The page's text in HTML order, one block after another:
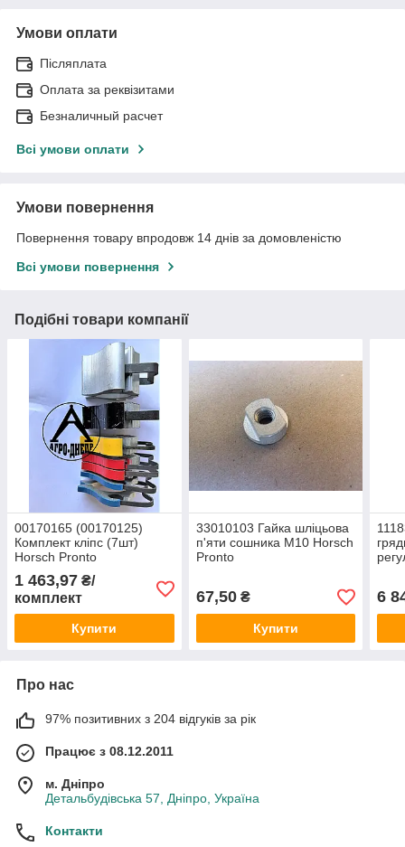
Умови оплати
Післяплата
Оплата за реквізитами
Безналичный расчет
Всі умови оплати
Умови повернення
Повернення товару впродовж 14 днів за домовленістю
Всі умови повернення
Подібні товари компанії
00170165 (00170125)
Комплект кліпс (7шт)
Horsch Pronto
1 463,97 ₴/
комплект
Купити
33010103 Гайка шліцьова
п'яти сошника М10 Horsch
Pronto
67,50₴
Купити
6
Про нас
97% позитивних з 204 відгуків за рік
Працює з 08.12.2011
м. Дніпро
Детальбудівська 57, Дніпро, Україна
Контакти